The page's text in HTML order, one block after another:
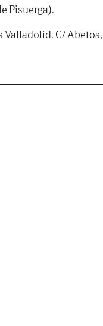
Pisuerga).
Valladolid. C/ Abetos,